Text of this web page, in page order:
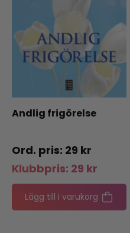
Andlig frigörelse
29 kr
Klubbpris: 29 kr
Lägg till i varukorg